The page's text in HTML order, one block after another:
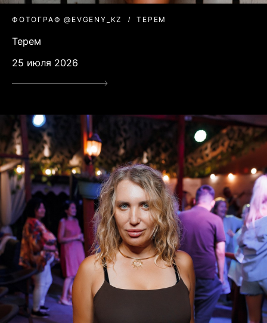
ФОТОГРАФ @EVGENY_KZ ТЕРЕМ
Терем
25 июля 2026